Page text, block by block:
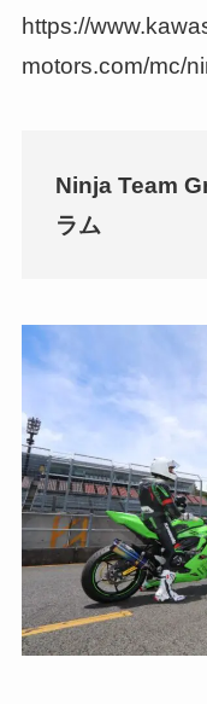
https://
motors.com/mc/
Ninja Team
ラム